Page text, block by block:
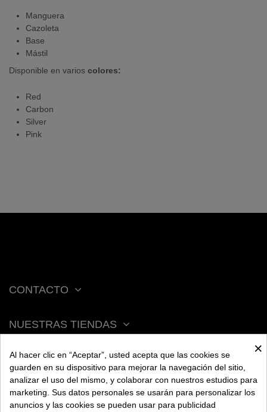
Manguera
Cazoleta
Base
Mástil
Disponible en varios colores:
Red
Carbon
Silver
Pink
CONTACTO
NUESTRAS TIENDAS
ACERCA DE BENGALA
AYUDA
×
Al hacer clic en “Aceptar”, usted acepta que las cookies se
guarden en su dispositivo para mejorar la navegación del sitio,
analizar el uso del mismo, y colaborar con nuestros estudios para
marketing. Sus datos personales se usarán para personalizar los
anuncios y las cookies se pueden usar para publicidad